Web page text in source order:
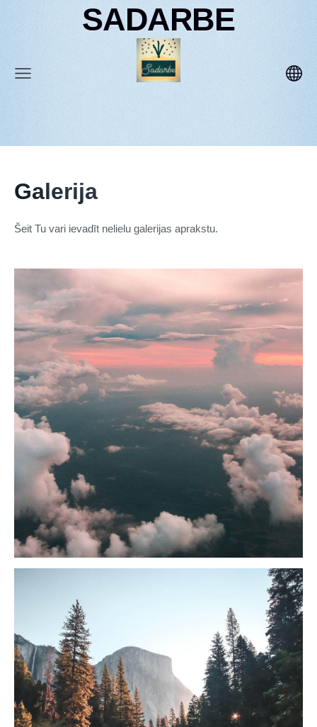
SADARBE
Galerija
Šeit Tu vari ievadīt nelielu galerijas aprakstu.